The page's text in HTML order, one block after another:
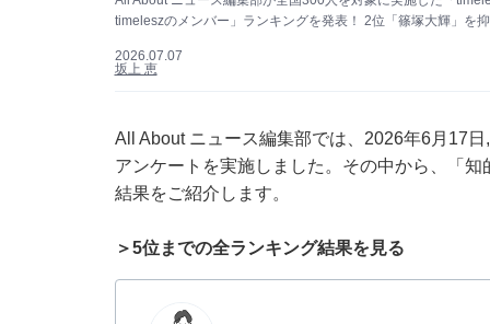
timeleszのメンバー」ランキングを発表！ 2位「篠塚大輝」を
2026.07.07
坂上 恵
All About ニュース編集部では、2026年6月17
アンケートを実施しました。その中から、「
結果をご紹介します。
＞5位までの全ランキング結果を見る